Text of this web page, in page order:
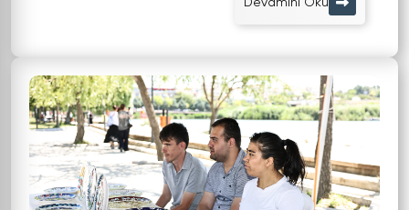
Ayrıca belediye ekipleri tarafından kah...
Devamını Oku